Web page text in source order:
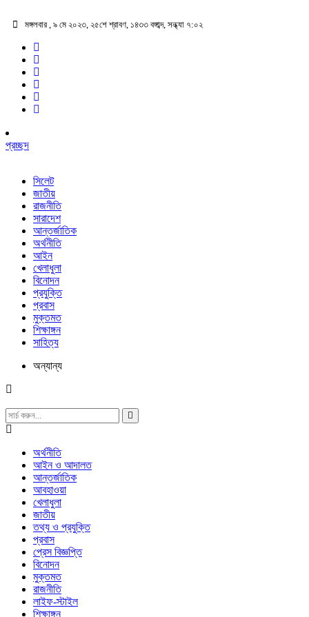
মঙ্গলবার , ৯ মে ২০২৩, ২৫শে শ্রাবণ, ১৪৩৩ বঙ্গাব্দ, সন্ধ্যা ৭:০২
প্রচ্ছদ
সিলেট
জাতীয়
রাজনীতি
সারাদেশ
আন্তর্জাতিক
অর্থনীতি
আইন
খেলাধুলা
বিনোদন
প্রযুক্তি
প্রবাস
মুক্তমত
শিক্ষাঙ্গন
সাহিত্য
অন্যান্য
অর্থনীতি
আইন ও আদালত
আন্তর্জাতিক
আবহাওয়া
খেলাধুলা
জাতীয়
তথ্য ও প্রযুক্তি
প্রবাস
প্রেস বিজ্ঞপ্তি
বিনোদন
মুক্তমত
রাজনীতি
লাইফ-স্টাইল
শিক্ষাঙ্গন